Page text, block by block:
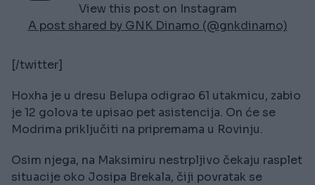
View this post on Instagram
A post shared by GNK Dinamo (@gnkdinamo)
[/twitter]
Hoxha je u dresu Belupa odigrao 61 utakmicu, zabio
je 12 golova te upisao pet asistencija. On će se
Modrima priključiti na pripremama u Rovinju.
Osim njega, na Maksimiru nestrpljivo čekaju rasplet
situacije oko Josipa Brekala, čiji povratak se